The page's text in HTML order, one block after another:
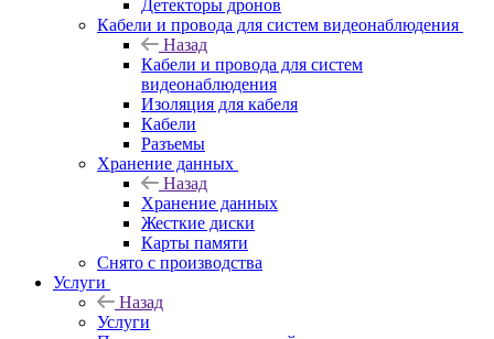
Детекторы дронов
Кабели и провода для систем видеонаблюдения
Назад
Кабели и провода для систем
видеонаблюдения
Изоляция для кабеля
Кабели
Разъемы
Хранение данных
Назад
Хранение данных
Жесткие диски
Карты памяти
Снято с производства
Услуги
Назад
Услуги